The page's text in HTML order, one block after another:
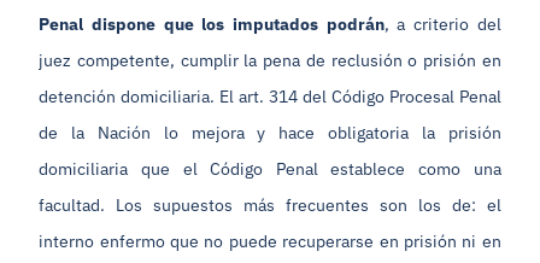
Penal dispone que los imputados podrán, a criterio del
juez competente, cumplir la pena de reclusión o prisión en
detención domiciliaria. El art. 314 del Código Procesal Penal
de la Nación lo mejora y hace obligatoria la prisión
domiciliaria que el Código Penal establece como una
facultad. Los supuestos más frecuentes son los de: el
interno enfermo que no puede recuperarse en prisión ni en